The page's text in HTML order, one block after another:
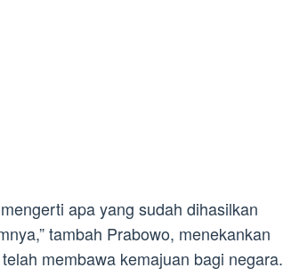
apa yang sudah dihasilkan
tambah Prabowo, menekankan
membawa kemajuan bagi negara.